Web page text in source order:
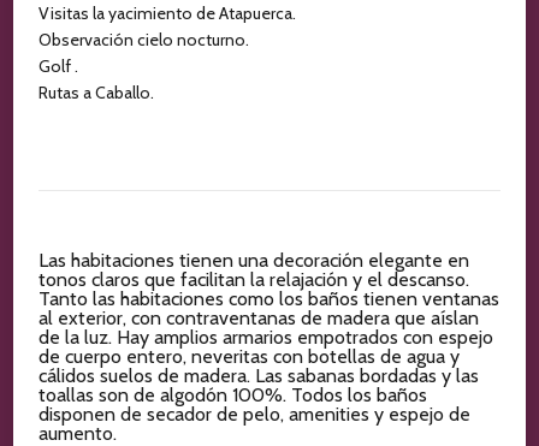
Visitas la yacimiento de Atapuerca.
Observación cielo nocturno.
Golf .
Rutas a Caballo.
Las habitaciones tienen una decoración elegante en
tonos claros que facilitan la relajación y el descanso.
Tanto las habitaciones como los baños tienen ventanas
al exterior, con contraventanas de madera que aíslan
de la luz. Hay amplios armarios empotrados con espejo
de cuerpo entero, neveritas con botellas de agua y
cálidos suelos de madera. Las sabanas bordadas y las
toallas son de algodón 100%. Todos los baños
disponen de secador de pelo, amenities y espejo de
aumento.